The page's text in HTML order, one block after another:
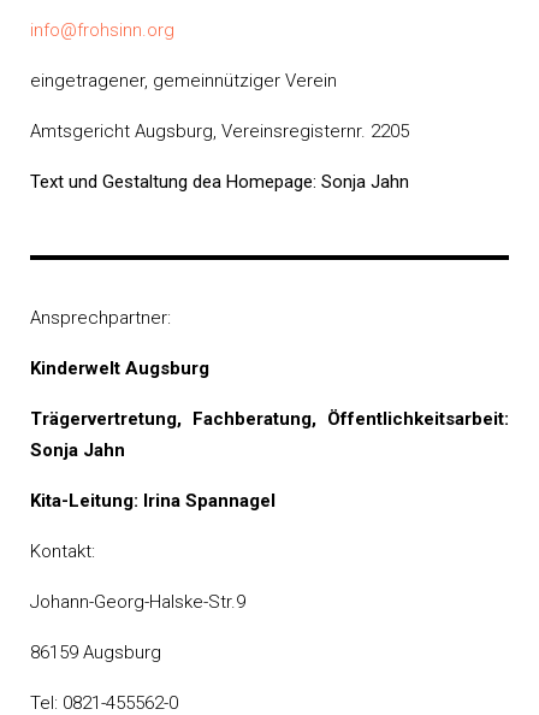
info@frohsinn.org
eingetragener, gemeinnütziger Verein
Amtsgericht Augsburg, Vereinsregisternr. 2205
Text und Gestaltung dea Homepage: Sonja Jahn
Ansprechpartner:
Kinderwelt Augsburg
Trägervertretung, Fachberatung, Öffentlichkeitsarbeit:
Sonja Jahn
Kita-Leitung: Irina Spannagel
Kontakt:
Johann-Georg-Halske-Str.9
86159 Augsburg
Tel: 0821-455562-0